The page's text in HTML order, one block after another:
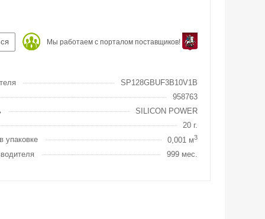
Мы работаем с порталом поставщиков!
SP128GBUF3B10V1B
958763
SILICON POWER
20 г.
упаковке
0,001 м3
999 мес.